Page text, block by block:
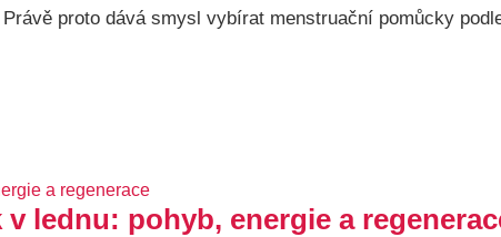
proto dává smysl vybírat menstruační pomůcky
lednu: pohyb, energie a